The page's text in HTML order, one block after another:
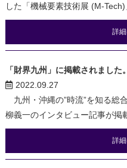
した「機械要素技術展 (M-Tech)
詳
「財界九州」に掲載されました。
2022.09.27
九州・沖縄の”時流”を知る総
柳義一のインタビュー記事が掲
詳